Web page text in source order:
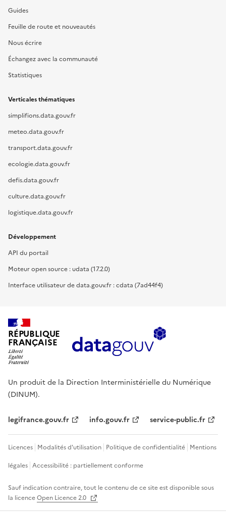
Guides
Feuille de route et nouveautés
Nous écrire
Échangez avec la communauté
Statistiques
Verticales thématiques
simplifions.data.gouv.fr
meteo.data.gouv.fr
transport.data.gouv.fr
ecologie.data.gouv.fr
defis.data.gouv.fr
culture.data.gouv.fr
logistique.data.gouv.fr
Développement
API du portail
Moteur open source : udata (17.2.0)
Interface utilisateur de data.gouv.fr : cdata (7ad44f4)
RÉPUBLIQUE
FRANÇAISE
Un produit de la Direction Interministérielle du Numérique
(DINUM).
legifrance.gouv.fr info.gouv.fr service-public.fr
Licences Modalités d'utilisation Politique de confidentialité Mentions
légales Accessibilité : partiellement conforme
Sauf indication contraire, tout le contenu de ce site est disponible sous
la licenceOpen Licence 2.0